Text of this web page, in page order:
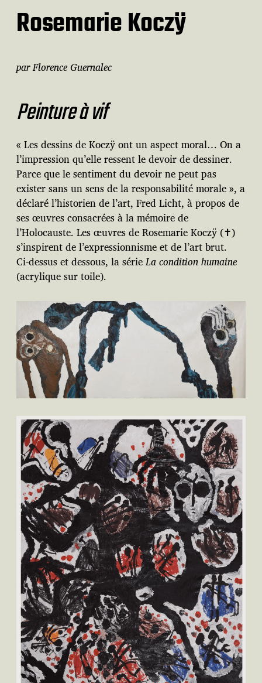
Rosemarie Koczÿ
par Florence Guernalec
Peinture à vif
« Les dessins de Koczÿ ont un aspect moral… On a
l’impression qu’elle ressent le devoir de dessiner.
Parce que le sentiment du devoir ne peut pas
exister sans un sens de la responsabilité morale », a
déclaré l’historien de l’art, Fred Licht, à propos de
ses œuvres consacrées à la mémoire de
l’Holocauste. Les œuvres de Rosemarie Koczÿ (✝︎)
s’inspirent de l’expressionnisme et de l’art brut.
Ci-dessus et dessous, la sérieLa condition humaine
(acrylique sur toile).